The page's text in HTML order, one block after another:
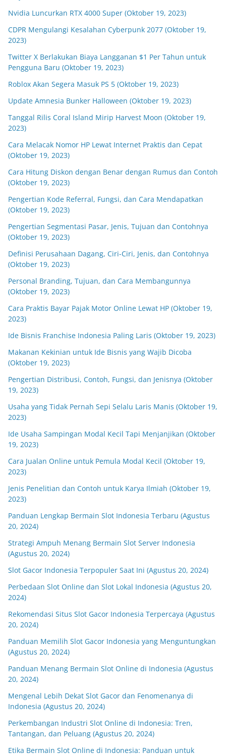
Nvidia Luncurkan RTX 4000 Super (Oktober 19, 2023)
CDPR Mengulangi Kesalahan Cyberpunk 2077 (Oktober 19,
2023)
Twitter X Berlakukan Biaya Langganan $1 Per Tahun untuk
Pengguna Baru (Oktober 19, 2023)
Roblox Akan Segera Masuk PS 5 (Oktober 19, 2023)
Update Amnesia Bunker Halloween (Oktober 19, 2023)
Tanggal Rilis Coral Island Mirip Harvest Moon (Oktober 19,
2023)
Cara Melacak Nomor HP Lewat Internet Praktis dan Cepat
(Oktober 19, 2023)
Cara Hitung Diskon dengan Benar dengan Rumus dan Contoh
(Oktober 19, 2023)
Pengertian Kode Referral, Fungsi, dan Cara Mendapatkan
(Oktober 19, 2023)
Pengertian Segmentasi Pasar, Jenis, Tujuan dan Contohnya
(Oktober 19, 2023)
Definisi Perusahaan Dagang, Ciri-Ciri, Jenis, dan Contohnya
(Oktober 19, 2023)
Personal Branding, Tujuan, dan Cara Membangunnya
(Oktober 19, 2023)
Cara Praktis Bayar Pajak Motor Online Lewat HP (Oktober 19,
2023)
Ide Bisnis Franchise Indonesia Paling Laris (Oktober 19, 2023)
Makanan Kekinian untuk Ide Bisnis yang Wajib Dicoba
(Oktober 19, 2023)
Pengertian Distribusi, Contoh, Fungsi, dan Jenisnya (Oktober
19, 2023)
Usaha yang Tidak Pernah Sepi Selalu Laris Manis (Oktober 19,
2023)
Ide Usaha Sampingan Modal Kecil Tapi Menjanjikan (Oktober
19, 2023)
Cara Jualan Online untuk Pemula Modal Kecil (Oktober 19,
2023)
Jenis Penelitian dan Contoh untuk Karya Ilmiah (Oktober 19,
2023)
Panduan Lengkap Bermain Slot Indonesia Terbaru (Agustus
20, 2024)
Strategi Ampuh Menang Bermain Slot Server Indonesia
(Agustus 20, 2024)
Slot Gacor Indonesia Terpopuler Saat Ini (Agustus 20, 2024)
Perbedaan Slot Online dan Slot Lokal Indonesia (Agustus 20,
2024)
Rekomendasi Situs Slot Gacor Indonesia Terpercaya (Agustus
20, 2024)
Panduan Memilih Slot Gacor Indonesia yang Menguntungkan
(Agustus 20, 2024)
Panduan Menang Bermain Slot Online di Indonesia (Agustus
20, 2024)
Mengenal Lebih Dekat Slot Gacor dan Fenomenanya di
Indonesia (Agustus 20, 2024)
Perkembangan Industri Slot Online di Indonesia: Tren,
Tantangan, dan Peluang (Agustus 20, 2024)
Etika Bermain Slot Online di Indonesia: Panduan untuk